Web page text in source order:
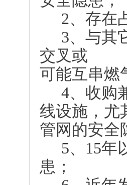
2、存在
3、与其
交叉或
可能互串燃
4、收购
线设施，尤
管网的安全
5、15年
患；